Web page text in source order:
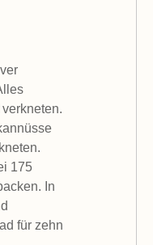
175
In
für zehn